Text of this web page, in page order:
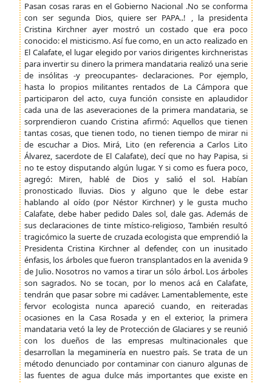
Pasan cosas raras en el Gobierno Nacional .No se conforma
con ser segunda Dios, quiere ser PAPA..! , la presidenta
Cristina Kirchner ayer mostró un costado que era poco
conocido: el misticismo. Así fue como, en un acto realizado en
El Calafate, el lugar elegido por varios dirigentes kirchneristas
para invertir su dinero la primera mandataria realizó una serie
de insólitas -y preocupantes- declaraciones. Por ejemplo,
hasta lo propios militantes rentados de La Cámpora que
participaron del acto, cuya función consiste en aplaudidor
cada una de las aseveraciones de la primera mandataria, se
sorprendieron cuando Cristina afirmó: Aquellos que tienen
tantas cosas, que tienen todo, no tienen tiempo de mirar ni
de escuchar a Dios. Mirá, Lito (en referencia a Carlos Lito
Álvarez, sacerdote de El Calafate), decí que no hay Papisa, si
no te estoy disputando algún lugar. Y si como es fuera poco,
agregó: Miren, hablé de Dios y salió el sol. Habían
pronosticado lluvias. Dios y alguno que le debe estar
hablando al oído (por Néstor Kirchner) y le gusta mucho
Calafate, debe haber pedido Dales sol, dale gas. Además de
sus declaraciones de tinte místico-religioso, También resultó
tragicómico la suerte de cruzada ecologista que emprendió la
Presidenta Cristina Kirchner al defender, con un inusitado
énfasis, los árboles que fueron transplantados en la avenida 9
de Julio. Nosotros no vamos a tirar un sólo árbol. Los árboles
son sagrados. No se tocan, por lo menos acá en Calafate,
tendrán que pasar sobre mi cadáver. Lamentablemente, este
fervor ecologista nunca apareció cuando, en reiteradas
ocasiones en la Casa Rosada y en el exterior, la primera
mandataria vetó la ley de Protección de Glaciares y se reunió
con los dueños de las empresas multinacionales que
desarrollan la megaminería en nuestro país. Se trata de un
método denunciado por contaminar con cianuro algunas de
las fuentes de agua dulce más importantes que existe en